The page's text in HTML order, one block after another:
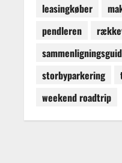
leasingkøber
pendleren
storbyparkering
weekend roadtrip